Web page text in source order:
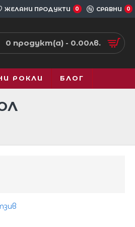
ЖЕЛАНИ ПРОДУКТИ 0 СРАВНИ 0
0 продукт(а) - 0.00лв.
РОКЛИ БЛОГ